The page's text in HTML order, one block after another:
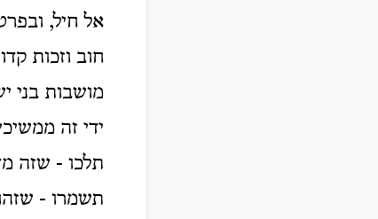
אל חיל,
חוב וזכות
מושבות בני
ידי זה
תלכו - שזה
תשמרו -